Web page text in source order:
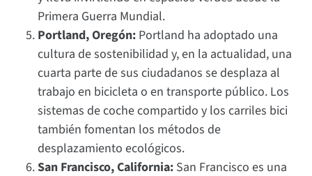
Primera Guerra Mundial.
Portland, Oregón: Portland ha adoptado una
cultura de sostenibilidad y, en la actualidad, una
cuarta parte de sus ciudadanos se desplaza al
trabajo en bicicleta o en transporte público. Los
sistemas de coche compartido y los carriles bici
también fomentan los métodos de
desplazamiento ecológicos.
San Francisco, California: San Francisco es una